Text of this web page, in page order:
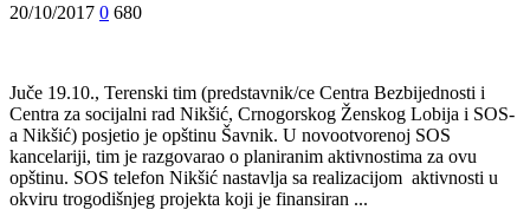
20/10/2017 0 680
Juče 19.10., Terenski tim (predstavnik/ce Centra Bezbijednosti i
Centra za socijalni rad Nikšić, Crnogorskog Ženskog Lobija i SOS-
a Nikšić) posjetio je opštinu Šavnik. U novootvorenoj SOS
kancelariji, tim je razgovarao o planiranim aktivnostima za ovu
opštinu. SOS telefon Nikšić nastavlja sa realizacijom aktivnosti u
okviru trogodišnjeg projekta koji je finansiran ...